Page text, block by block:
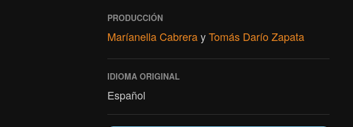
PRODUCCIÓN
Maríanella CabrerayTomás Darío Zapata
IDIOMA ORIGINAL
Español